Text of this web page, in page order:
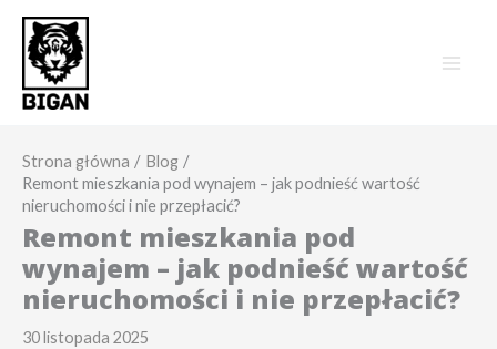
treści
Strona główna
Blog
Remont mieszkania pod wynajem – jak podnieść wartość
nieruchomości i nie przepłacić?
Remont mieszkania pod
wynajem – jak podnieść wartość
nieruchomości i nie przepłacić?
30 listopada 2025